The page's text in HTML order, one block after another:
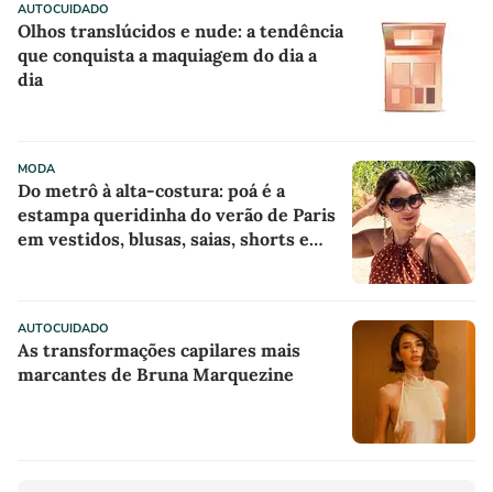
todo com saias ou calças largas
AUTOCUIDADO
Olhos translúcidos e nude: a tendência
que conquista a maquiagem do dia a
dia
MODA
Do metrô à alta-costura: poá é a
estampa queridinha do verão de Paris
em vestidos, blusas, saias, shorts e
AUTOCUIDADO
As transformações capilares mais
marcantes de Bruna Marquezine